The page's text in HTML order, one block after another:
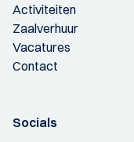
Activiteiten
Zaalverhuur
Vacatures
Contact
Socials